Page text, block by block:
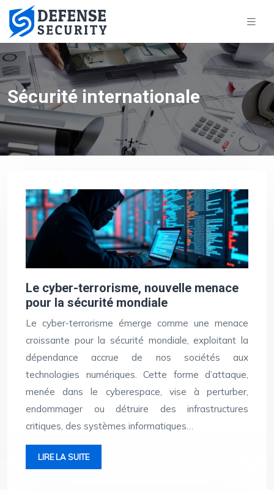
Sécurité internationale
Le cyber-terrorisme, nouvelle menace
pour la sécurité mondiale
Le cyber-terrorisme émerge comme une menace
croissante pour la sécurité mondiale, exploitant la
dépendance accrue de nos sociétés aux
technologies numériques. Cette forme d’attaque,
menée dans le cyberespace, vise à perturber,
endommager ou détruire des infrastructures
critiques, des systèmes informatiques…
LIRE LA SUITE